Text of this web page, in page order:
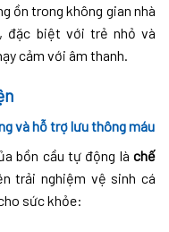
ồn trong không gian nhà
đặc biệt với trẻ nhỏ và
cảm với âm thanh.
và hỗ trợ lưu thông máu
bồn cầu tự động là chế
trải nghiệm vệ sinh cá
sức khỏe: